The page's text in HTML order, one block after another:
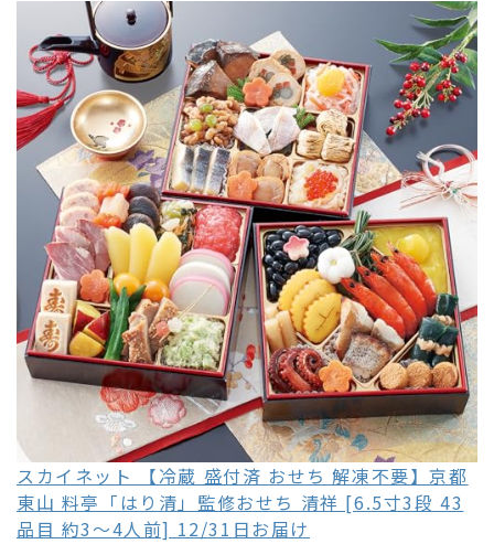
スカイネット 【冷蔵 盛付済 おせち 解凍不要】京都
東山 料亭「はり清」監修おせち 清祥 [6.5寸3段 43
品目 約3～4人前] 12/31日お届け